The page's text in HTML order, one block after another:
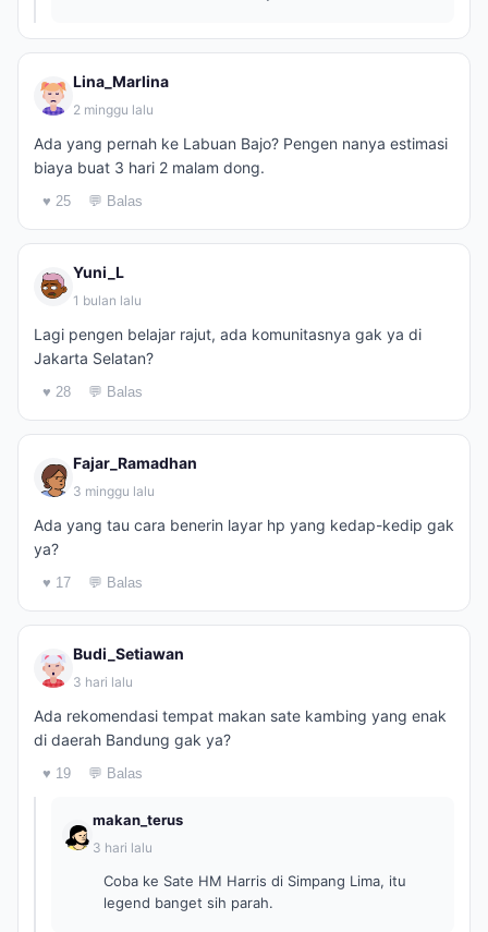
Lina_Marlina
2 minggu lalu
Ada yang pernah ke Labuan Bajo? Pengen nanya estimasi
biaya buat 3 hari 2 malam dong.
♥ 25 💬 Balas
Yuni_L
1 bulan lalu
Lagi pengen belajar rajut, ada komunitasnya gak ya di
Jakarta Selatan?
♥ 28 💬 Balas
Fajar_Ramadhan
3 minggu lalu
Ada yang tau cara benerin layar hp yang kedap-kedip gak
ya?
♥ 17 💬 Balas
Budi_Setiawan
3 hari lalu
Ada rekomendasi tempat makan sate kambing yang enak
di daerah Bandung gak ya?
♥ 19 💬 Balas
makan_terus
3 hari lalu
Coba ke Sate HM Harris di Simpang Lima, itu
legend banget sih parah.